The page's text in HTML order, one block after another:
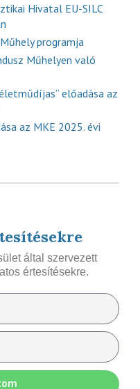
Hivatal EU-SILC
programja
Műhelyen való
előadása az
az MKE 2025. évi
által szervezett
értesítésekre.